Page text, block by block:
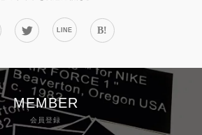
LINE B!
MEMBER
会員登録